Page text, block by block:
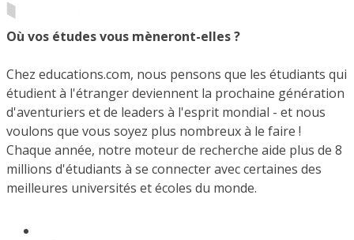
Où vos études vous mèneront-elles ?
Chez educations.com, nous pensons que les étudiants qui
étudient à l'étranger deviennent la prochaine génération
d'aventuriers et de leaders à l'esprit mondial - et nous
voulons que vous soyez plus nombreux à le faire !
Chaque année, notre moteur de recherche aide plus de 8
millions d'étudiants à se connecter avec certaines des
meilleures universités et écoles du monde.